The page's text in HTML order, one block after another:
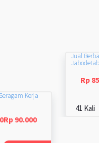
Jual
Rp
41 Kali
Kerja
90.000